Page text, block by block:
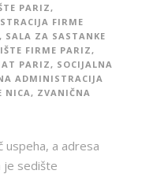
PARIZ ,
FIRME
, SALA ZA SASTANKE
FIRME PARIZ,
PARIZ , SOCIJALNA
ADMINISTRACIJA
NICA , ZVANIČNA
uspeha, a adresa
je sedište